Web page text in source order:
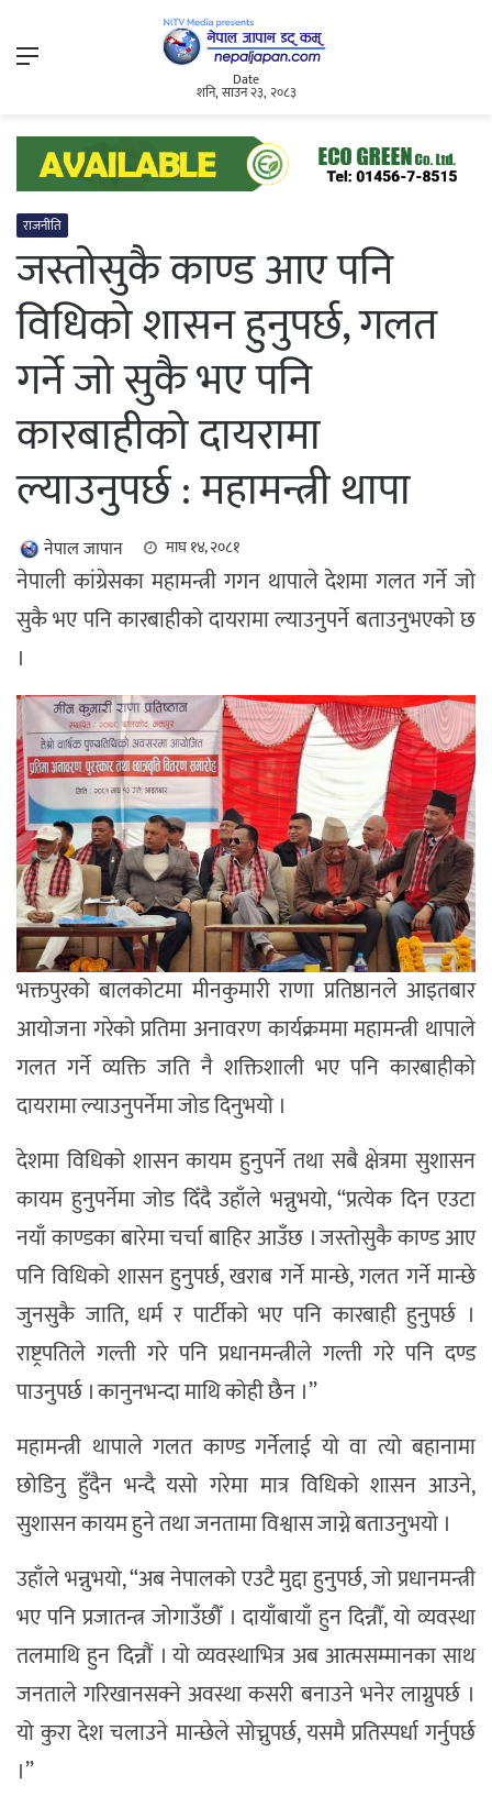
Menu
Date
शनि, साउन २३, २०८३
राजनीति
जस्तोसुकै काण्ड आए पनि
विधिको शासन हुनुपर्छ, गलत
गर्ने जो सुकै भए पनि
कारबाहीको दायरामा
ल्याउनुपर्छ : महामन्त्री थापा
नेपाल जापान माघ १४, २०८१
नेपाली कांग्रेसका महामन्त्री गगन थापाले देशमा गलत गर्ने जो
सुकै भए पनि कारबाहीको दायरामा ल्याउनुपर्ने बताउनुभएको छ
।
भक्तपुरको बालकोटमा मीनकुमारी राणा प्रतिष्ठानले आइतबार
आयोजना गरेको प्रतिमा अनावरण कार्यक्रममा महामन्त्री थापाले
गलत गर्ने व्यक्ति जति नै शक्तिशाली भए पनि कारबाहीको
दायरामा ल्याउनुपर्नेमा जोड दिनुभयो ।
देशमा विधिको शासन कायम हुनुपर्ने तथा सबै क्षेत्रमा सुशासन
कायम हुनुपर्नेमा जोड दिँदै उहाँले भन्नुभयो, “प्रत्येक दिन एउटा
नयाँ काण्डका बारेमा चर्चा बाहिर आउँछ । जस्तोसुकै काण्ड आए
पनि विधिको शासन हुनुपर्छ, खराब गर्ने मान्छे, गलत गर्ने मान्छे
जुनसुकै जाति, धर्म र पार्टीको भए पनि कारबाही हुनुपर्छ ।
राष्ट्रपतिले गल्ती गरे पनि प्रधानमन्त्रीले गल्ती गरे पनि दण्ड
पाउनुपर्छ । कानुनभन्दा माथि कोही छैन ।”
महामन्त्री थापाले गलत काण्ड गर्नेलाई यो वा त्यो बहानामा
छोडिनु हुँदैन भन्दै यसो गरेमा मात्र विधिको शासन आउने,
सुशासन कायम हुने तथा जनतामा विश्वास जाग्ने बताउनुभयो ।
उहाँले भन्नुभयो, “अब नेपालको एउटै मुद्दा हुनुपर्छ, जो प्रधानमन्त्री
भए पनि प्रजातन्त्र जोगाउँछौँ । दायाँबायाँ हुन दिन्नौँ, यो व्यवस्था
तलमाथि हुन दिन्नौं । यो व्यवस्थाभित्र अब आत्मसम्मानका साथ
जनताले गरिखानसक्ने अवस्था कसरी बनाउने भनेर लाग्नुपर्छ ।
यो कुरा देश चलाउने मान्छेले सोच्नुपर्छ, यसमै प्रतिस्पर्धा गर्नुपर्छ
।”